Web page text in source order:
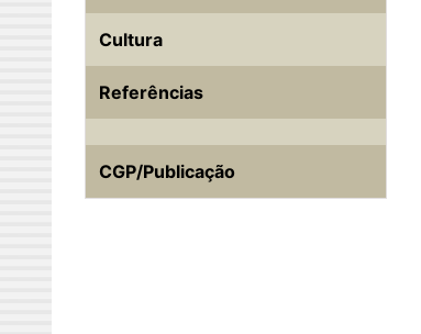
Cultura
Referências
CGP/Publicação